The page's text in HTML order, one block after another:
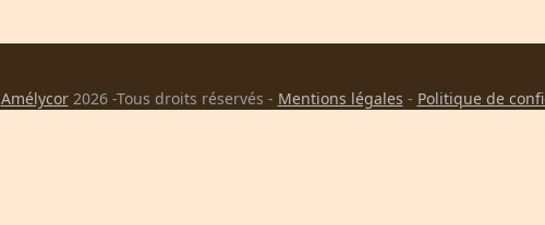
Amélycor2026 -Tous droits réservés - Mentions légales - Politique de